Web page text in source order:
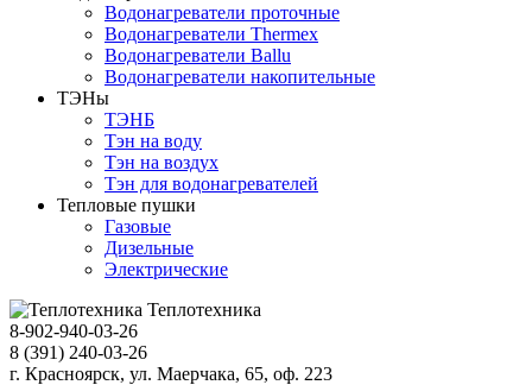
Водонагреватели проточные
Водонагреватели Thermex
Водонагреватели Ballu
Водонагреватели накопительные
ТЭНы
ТЭНБ
Тэн на воду
Тэн на воздух
Тэн для водонагревателей
Тепловые пушки
Газовые
Дизельные
Электрические
Теплотехника
8-902-940-03-26
8 (391) 240-03-26
г. Красноярск, ул. Маерчака, 65, оф. 223